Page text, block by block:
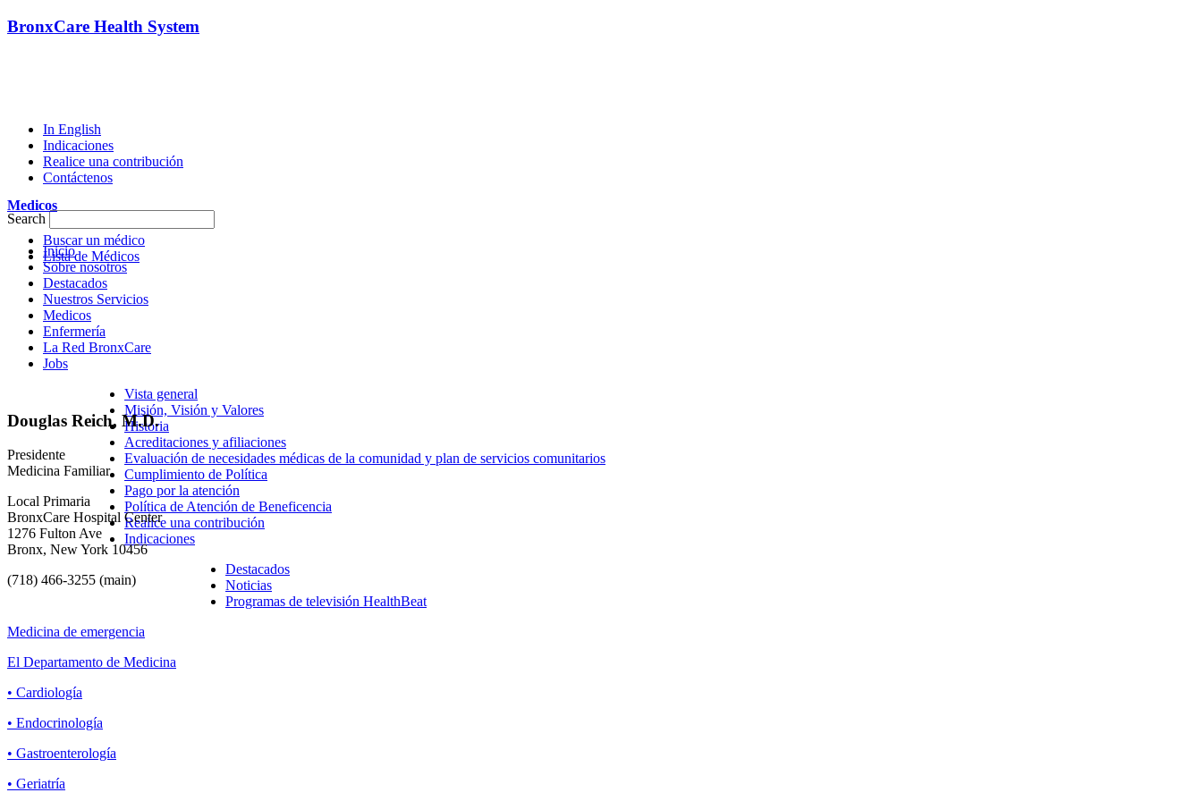
BronxCare Health System
In English
Indicaciones
Realice una contribución
Contáctenos
Search
Inicio
Sobre nosotros
Destacados
Nuestros Servicios
Medicos
Enfermería
La Red BronxCare
Jobs
Vista general
Misión, Visión y Valores
Historia
Acreditaciones y afiliaciones
Evaluación de necesidades médicas de la comunidad y plan de servicios comunitarios
Cumplimiento de Política
Pago por la atención
Política de Atención de Beneficencia
Realice una contribución
Indicaciones
Destacados
Noticias
Programas de televisión HealthBeat
Medicina de emergencia
El Departamento de Medicina
• Cardiología
• Endocrinología
• Gastroenterología
• Geriatría
Medicos
Buscar un médico
Lista de Médicos
Douglas Reich, M.D.
Presidente
Medicina Familiar
Local Primaria
BronxCare Hospital Center
1276 Fulton Ave
Bronx, New York 10456
(718) 466-3255 (main)